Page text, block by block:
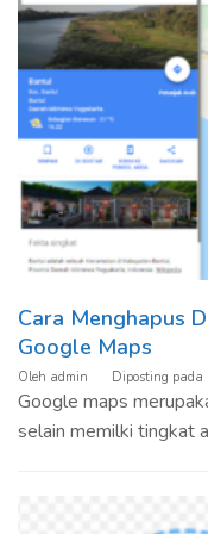
Cara Menghapus
Google Maps
Oleh admin Diposting pada
Google maps
selain memilki tingkat